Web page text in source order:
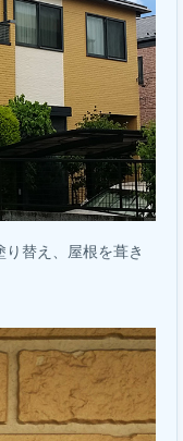
替え、屋根を葺き